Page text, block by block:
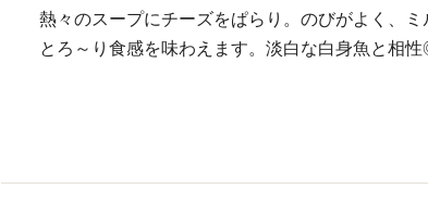
熱々のスープにチーズをぱらり。のびがよく、ミ
とろ～り食感を味わえます。淡白な白身魚と相性